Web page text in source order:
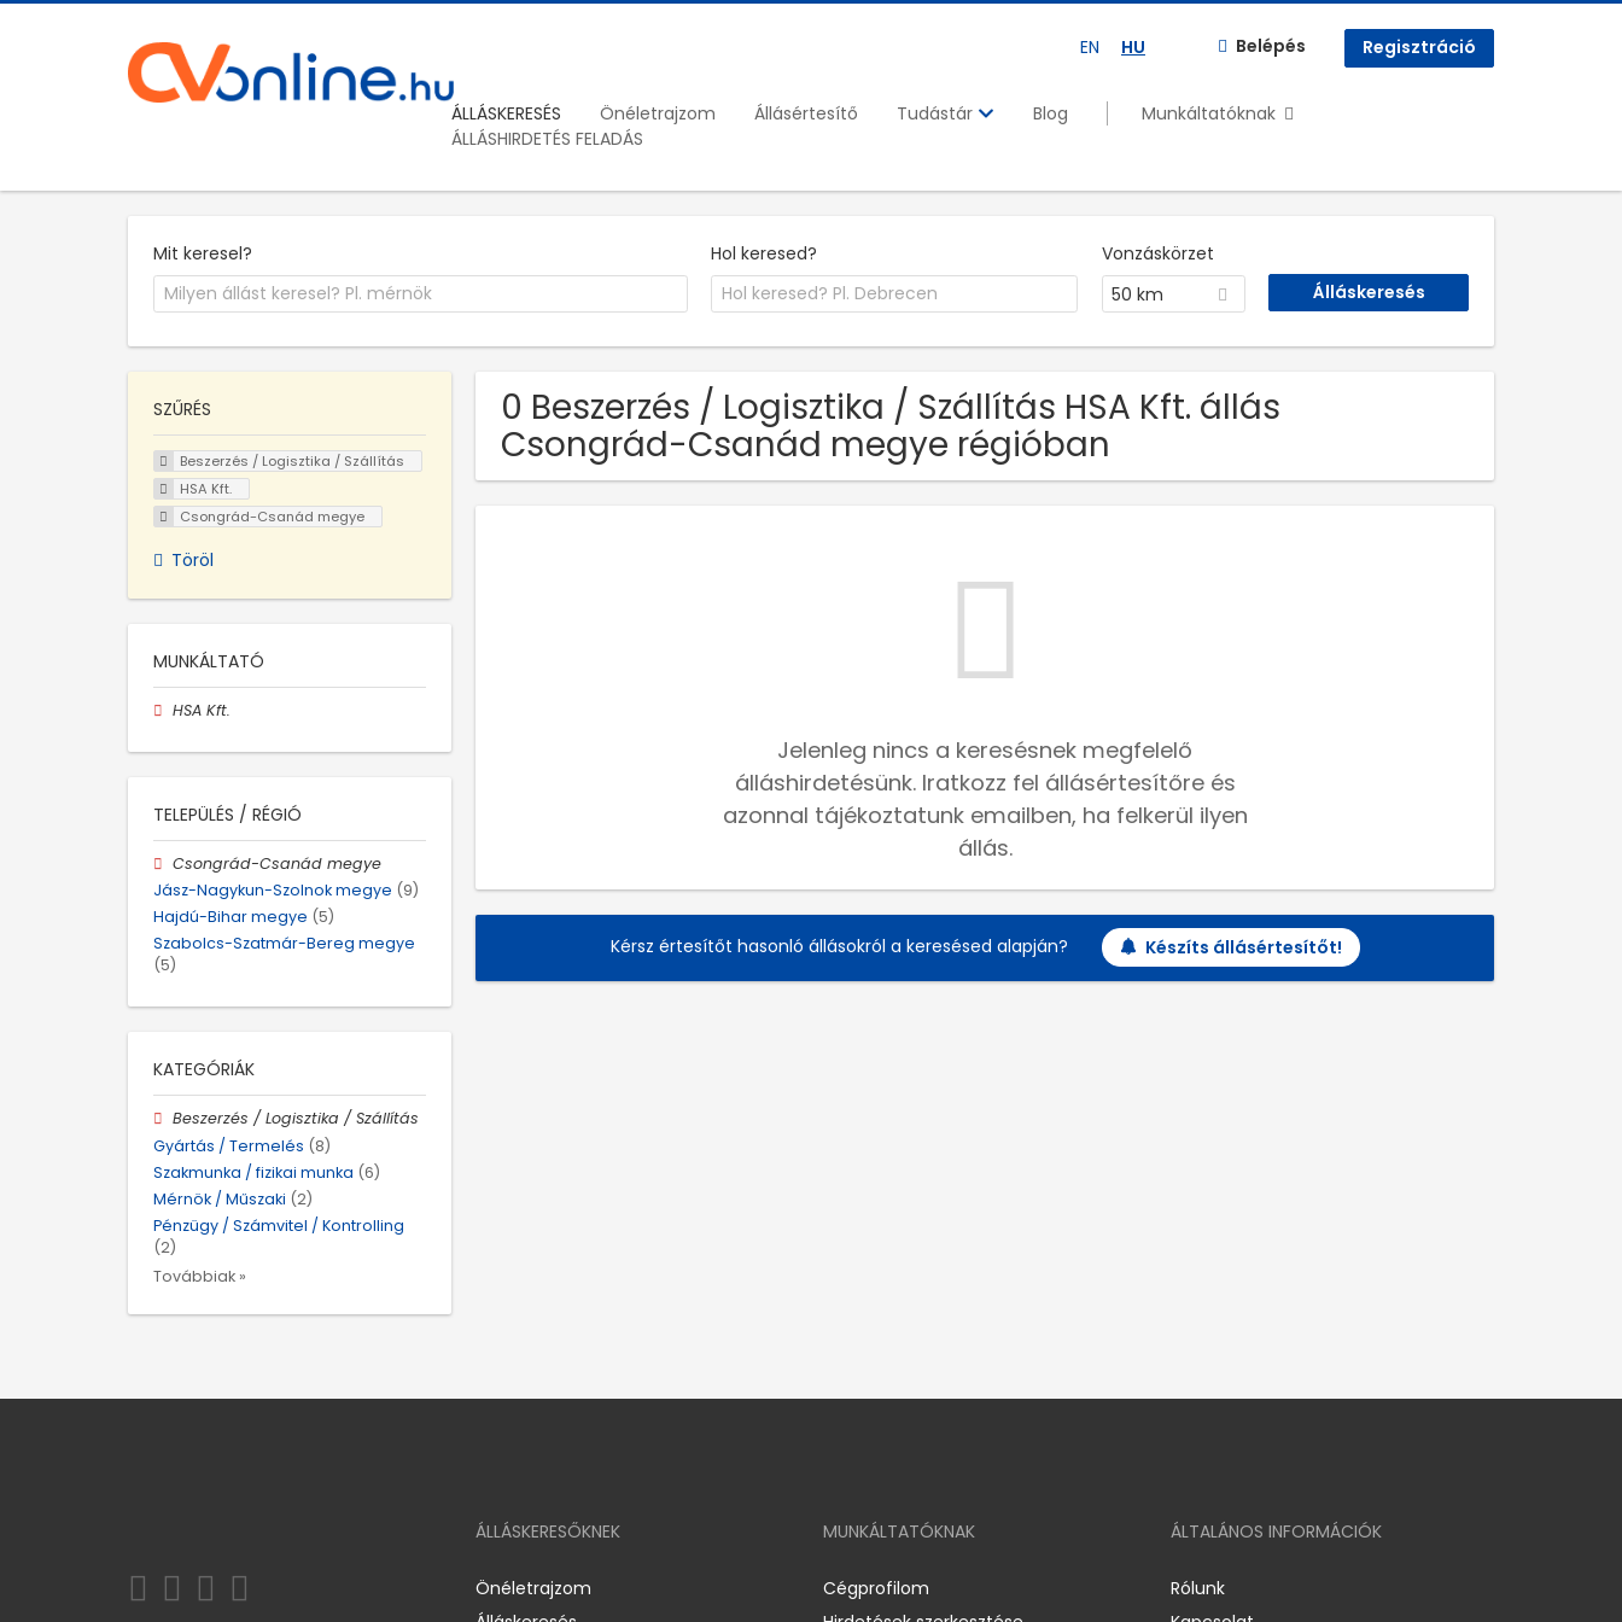
EN HU Belépés Regisztráció
ÁLLÁSKERESÉS Önéletrajzom Állásértesítő Tudástár Blog
Munkáltatóknak
ÁLLÁSHIRDETÉS FELADÁS
Mit keresel? Hol keresed?
Vonzáskörzet
50 km
0 Beszerzés / Logisztika / Szállítás HSA Kft. állás
Csongrád-Csanád megye régióban
Jelenleg nincs a keresésnek megfelelő
álláshirdetésünk. Iratkozz fel állásértesítőre és
azonnal tájékoztatunk emailben, ha felkerül ilyen
állás.
Kérsz értesítőt hasonló állásokról a keresésed alapján? Készíts állásértesítőt!
SZŰRÉS
Beszerzés / Logisztika / Szállítás
HSA Kft.
Csongrád-Csanád megye
Töröl
MUNKÁLTATÓ
HSA Kft.
TELEPÜLÉS / RÉGIÓ
Csongrád-Csanád megye
Jász-Nagykun-Szolnok megye (9)
Hajdú-Bihar megye (5)
Szabolcs-Szatmár-Bereg megye
(5)
KATEGÓRIÁK
Beszerzés / Logisztika / Szállítás
Gyártás / Termelés (8)
Szakmunka / fizikai munka (6)
Mérnök / Műszaki (2)
Pénzügy / Számvitel / Kontrolling
(2)
Továbbiak »
ÁLLÁSKERESŐKNEK
Önéletrajzom
MUNKÁLTATÓKNAK
Cégprofilom
ÁLTALÁNOS INFORMÁCIÓK
Rólunk